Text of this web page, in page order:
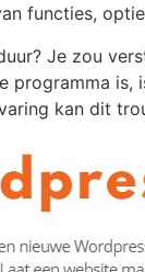
functies,
Je zou
programma
kan dit